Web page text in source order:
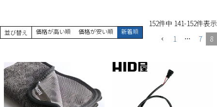
並び替え 価格が高い順 価格が安い順 新着順
152件中 141-152件表示
1
… 7 8